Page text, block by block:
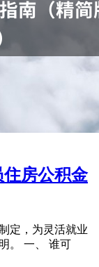
住房公积金
定，为灵活就业
。 一、 谁可